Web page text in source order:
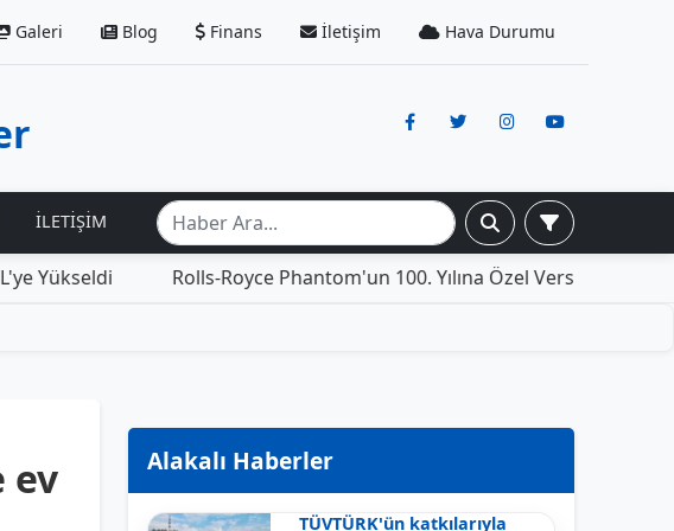
Galeri Blog Finans İletişim Hava Durumu
İLETIŞIM
Rolls-Royce Phantom'un 100. Yılına Özel Versiyonu: İçinde
ev
Alakalı Haberler
TÜVTÜRK'ün katkılarıyla